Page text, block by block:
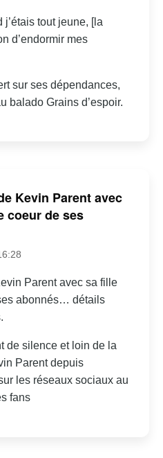
tout jeune, [la
d’endormir mes
sur ses dépendances,
balado Grains d’espoir.
Kevin Parent avec
coeur de ses
Parent avec sa fille
abonnés… détails
de silence et loin de la
Parent depuis
les réseaux sociaux au
fans